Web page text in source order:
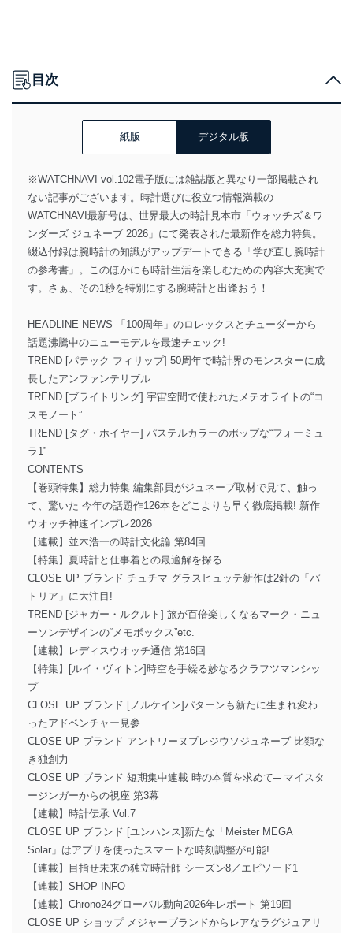
目次
紙版 デジタル版
※WATCHNAVI vol.102電子版には雑誌版と異なり一部掲載され
ない記事がございます。時計選びに役立つ情報満載の
WATCHNAVI最新号は、世界最大の時計見本市「ウォッチズ＆ワ
ンダーズ ジュネーブ 2026」にて発表された最新作を総力特集。
綴込付録は腕時計の知識がアップデートできる「学び直し腕時計
の参考書」。このほかにも時計生活を楽しむための内容大充実で
す。さぁ、その1秒を特別にする腕時計と出逢おう！
HEADLINE NEWS 「100周年」のロレックスとチューダーから
話題沸騰中のニューモデルを最速チェック!
TREND [パテック フィリップ] 50周年で時計界のモンスターに成
長したアンファンテリブル
TREND [ブライトリング] 宇宙空間で使われたメテオライトの“コ
スモノート”
TREND [タグ・ホイヤー] パステルカラーのポップな“フォーミュ
ラ1”
CONTENTS
【巻頭特集】総力特集 編集部員がジュネーブ取材で見て、触っ
て、驚いた 今年の話題作126本をどこよりも早く徹底掲載! 新作
ウオッチ神速インプレ2026
【連載】並木浩一の時計文化論 第84回
【特集】夏時計と仕事着との最適解を探る
CLOSE UP ブランド チュチマ グラスヒュッテ新作は2針の「パ
トリア」に大注目!
TREND [ジャガー・ルクルト] 旅が百倍楽しくなるマーク・ニュ
ーソンデザインの“メモボックス”etc.
【連載】レディスウオッチ通信 第16回
【特集】[ルイ・ヴィトン]時空を手繰る妙なるクラフツマンシッ
プ
CLOSE UP ブランド [ノルケイン]パターンも新たに生まれ変わ
ったアドベンチャー見参
CLOSE UP ブランド アントワーヌプレジウソジュネーブ 比類な
き独創力
CLOSE UP ブランド 短期集中連載 時の本質を求めて─ マイスタ
ージンガーからの視座 第3幕
【連載】時計伝承 Vol.7
CLOSE UP ブランド [ユンハンス]新たな「Meister MEGA
Solar」はアプリを使ったスマートな時刻調整が可能!
【連載】目指せ未来の独立時計師 シーズン8／エピソード1
【連載】SHOP INFO
【連載】Chrono24グローバル動向2026年レポート 第19回
CLOSE UP ショップ メジャーブランドからレアなラグジュアリ